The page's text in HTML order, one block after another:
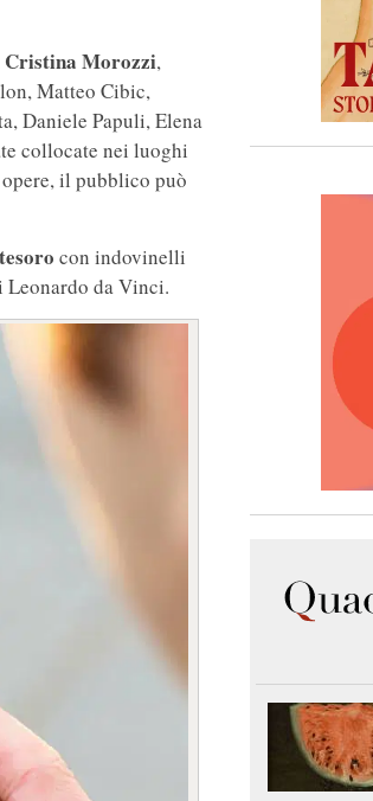
Cristina Morozzi,
Matteo Cibic,
Daniele Papuli, Elena
collocate nei luoghi
il pubblico può
con indovinelli
Leonardo da Vinci.